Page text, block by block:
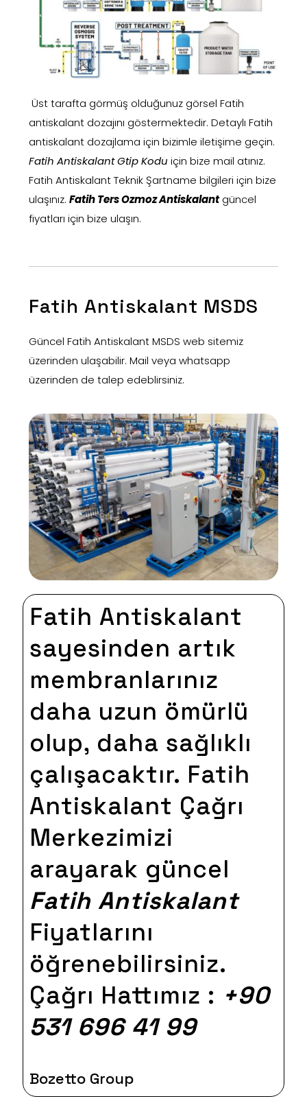
Üst tarafta görmüş olduğunuz görsel Fatih
antiskalant dozajını göstermektedir. Detaylı Fatih
antiskalant dozajlama için bizimle iletişime geçin.
Fatih Antiskalant Gtip Kodu için bize mail atınız.
Fatih Antiskalant Teknik Şartname bilgileri için bize
ulaşınız. Fatih Ters Ozmoz Antiskalantgüncel
fiyatları için bize ulaşın.
Fatih Antiskalant MSDS
Güncel Fatih Antiskalant MSDS web sitemiz
üzerinden ulaşabilir. Mail veya whatsapp
üzerinden de talep edeblirsiniz.
Fatih Antiskalant
sayesinden artık
membranlarınız
daha uzun ömürlü
olup, daha sağlıklı
çalışacaktır. Fatih
Antiskalant Çağrı
Merkezimizi
arayarak güncel
Fatih Antiskalant
Fiyatlarını
öğrenebilirsiniz.
Çağrı Hattımız : +90
531 696 41 99
Bozetto Group